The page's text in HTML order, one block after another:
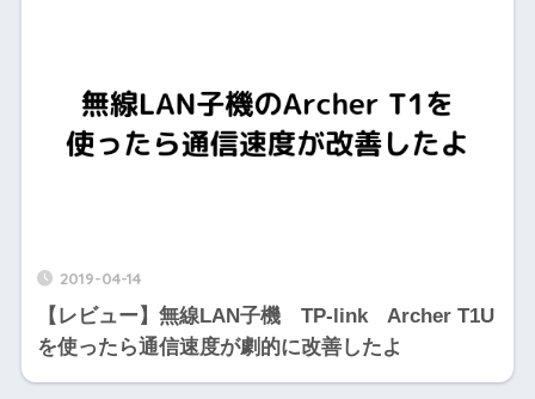
2019-04-14
【レビュー】無線LAN子機 TP-link Archer T1U
を使ったら通信速度が劇的に改善したよ